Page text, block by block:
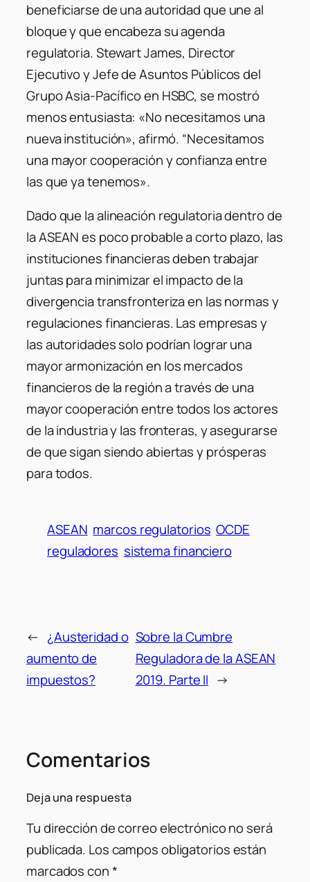
beneficiarse de una autoridad que une al
bloque y que encabeza su agenda
regulatoria. Stewart James, Director
Ejecutivo y Jefe de Asuntos Públicos del
Grupo Asia-Pacífico en HSBC, se mostró
menos entusiasta: «No necesitamos una
nueva institución», afirmó. “Necesitamos
una mayor cooperación y confianza entre
las que ya tenemos».
Dado que la alineación regulatoria dentro de
la ASEAN es poco probable a corto plazo, las
instituciones financieras deben trabajar
juntas para minimizar el impacto de la
divergencia transfronteriza en las normas y
regulaciones financieras. Las empresas y
las autoridades solo podrían lograr una
mayor armonización en los mercados
financieros de la región a través de una
mayor cooperación entre todos los actores
de la industria y las fronteras, y asegurarse
de que sigan siendo abiertas y prósperas
para todos.
ASEAN marcos regulatorios OCDE
reguladores sistema financiero
← ¿Austeridad o
aumento de
impuestos?
Sobre la Cumbre
Reguladora de la ASEAN
2019. Parte II →
Comentarios
Deja una respuesta
Tu dirección de correo electrónico no será
publicada. Los campos obligatorios están
marcados con*